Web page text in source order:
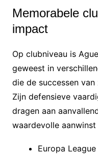
Memorabele
impact
Op clubniveau is
geweest in
die de successen
Zijn defensieve
dragen aan
waardevolle aanwinst
Europa